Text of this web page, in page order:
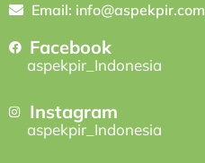
Email: info@aspekpir.com
Facebook
aspekpir_Indonesia
Instagram
aspekpir_Indonesia